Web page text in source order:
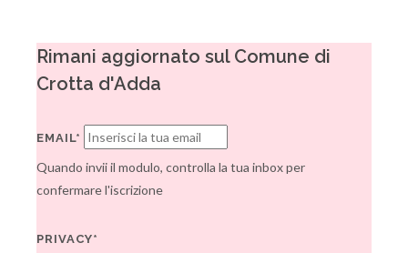
Rimani aggiornato sul Comune di
Crotta d'Adda
EMAIL*
Quando invii il modulo, controlla la tua inbox per
confermare l'iscrizione
PRIVACY*